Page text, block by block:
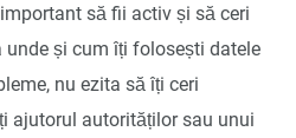
să fii activ și să ceri
unde și cum îți folosești datele
nu ezita să îți ceri
ajutorul autorităților sau unui